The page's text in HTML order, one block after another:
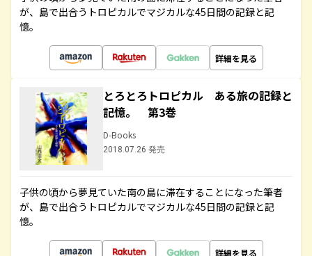
が、島で出合うトロピカルでマジカルな45日間の記録と記
憶。
詳細を見る
とろとろトロピカル ある旅の記録と
記憶。 第3巻
D-Books
2018.07.26 発売
子供の頃から夢見ていた南の島に滞在することになった筆者
が、島で出合うトロピカルでマジカルな45日間の記録と記
憶。
詳細を見る